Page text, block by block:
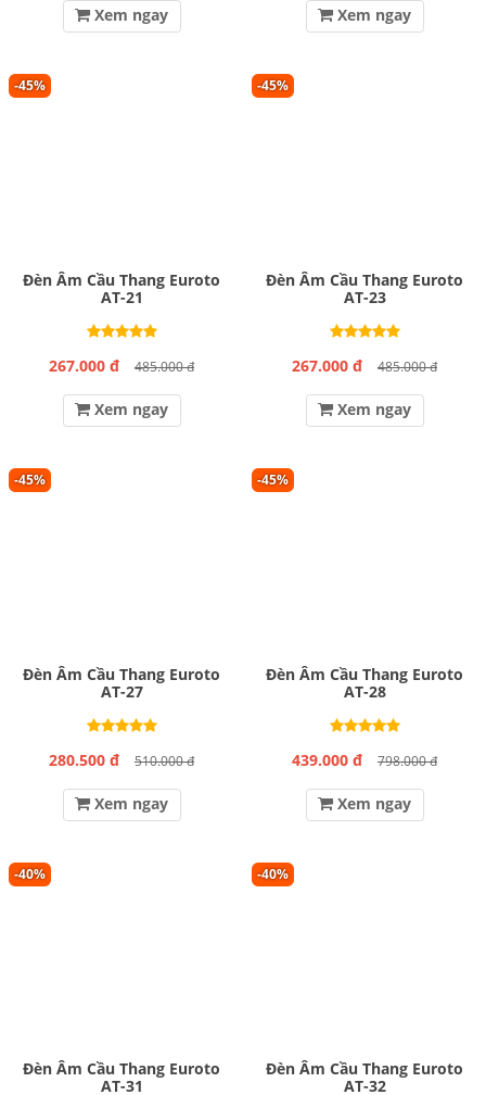
Xem ngay Xem ngay
-45%
Đèn Âm Cầu Thang Euroto
AT-21
267.000 đ 485.000 đ
Xem ngay
-45%
Đèn Âm Cầu Thang Euroto
AT-23
267.000 đ 485.000 đ
Xem ngay
-45%
Đèn Âm Cầu Thang Euroto
AT-27
280.500 đ 510.000 đ
Xem ngay
-45%
Đèn Âm Cầu Thang Euroto
AT-28
439.000 đ 798.000 đ
Xem ngay
-40%
Đèn Âm Cầu Thang Euroto
AT-31
-40%
Đèn Âm Cầu Thang Euroto
AT-32